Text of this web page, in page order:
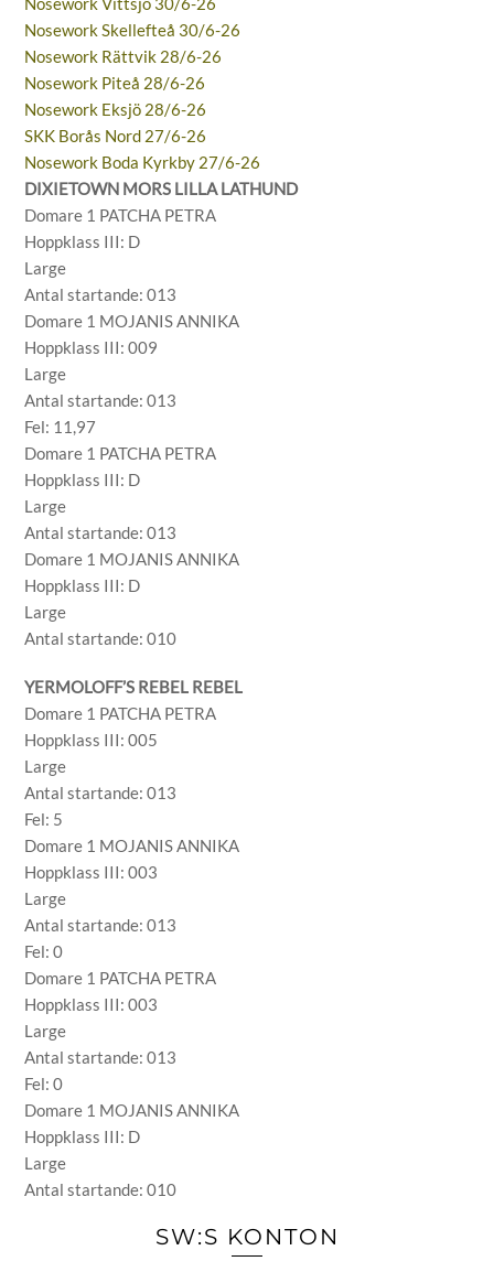
Nosework Skellefteå 30/6-26
Nosework Rättvik 28/6-26
Nosework Piteå 28/6-26
Nosework Eksjö 28/6-26
SKK Borås Nord 27/6-26
Nosework Boda Kyrkby 27/6-26
DIXIETOWN MORS LILLA LATHUND
Domare 1 PATCHA PETRA
Hoppklass III: D
Large
Antal startande: 013
Domare 1 MOJANIS ANNIKA
Hoppklass III: 009
Large
Antal startande: 013
Fel: 11,97
Domare 1 PATCHA PETRA
Hoppklass III: D
Large
Antal startande: 013
Domare 1 MOJANIS ANNIKA
Hoppklass III: D
Large
Antal startande: 010
YERMOLOFF’S REBEL REBEL
Domare 1 PATCHA PETRA
Hoppklass III: 005
Large
Antal startande: 013
Fel: 5
Domare 1 MOJANIS ANNIKA
Hoppklass III: 003
Large
Antal startande: 013
Fel: 0
Domare 1 PATCHA PETRA
Hoppklass III: 003
Large
Antal startande: 013
Fel: 0
Domare 1 MOJANIS ANNIKA
Hoppklass III: D
Large
Antal startande: 010
SW:S KONTON